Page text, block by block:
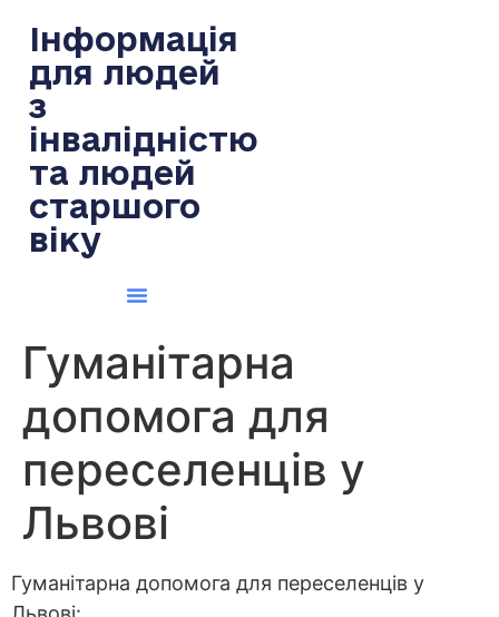
Інформація
для людей
з
інвалідністю
та людей
старшого
віку
Гуманітарна
допомога для
переселенців у
Львові
Гуманітарна допомога для переселенців у